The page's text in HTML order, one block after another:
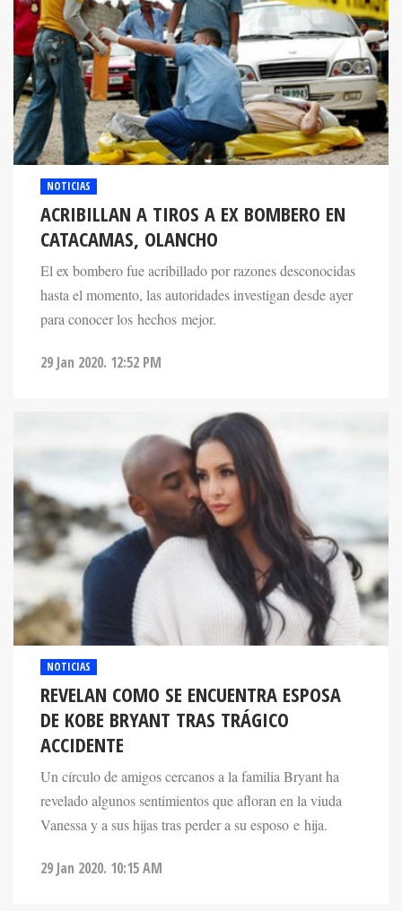
NOTICIAS
ACRIBILLAN A TIROS A EX BOMBERO EN
CATACAMAS, OLANCHO
El ex bombero fue acribillado por razones desconocidas
hasta el momento, las autoridades investigan desde ayer
para conocer los hechos mejor.
29 Jan 2020. 12:52 PM
NOTICIAS
REVELAN COMO SE ENCUENTRA ESPOSA
DE KOBE BRYANT TRAS TRÁGICO
ACCIDENTE
Un círculo de amigos cercanos a la familia Bryant ha
revelado algunos sentimientos que afloran en la viuda
Vanessa y a sus hijas tras perder a su esposo e hija.
29 Jan 2020. 10:15 AM